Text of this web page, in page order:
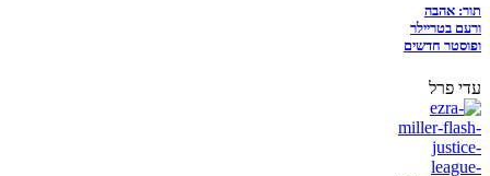
תור: אהבה
ורעם בטריילר
ופוסטר חדשים
עדי פרל